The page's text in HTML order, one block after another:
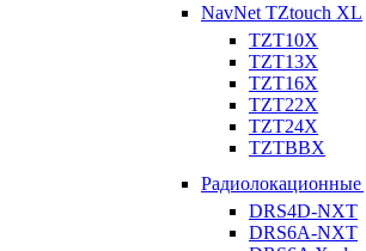
NavNet TZtouch XL
TZT10X
TZT13X
TZT16X
TZT22X
TZT24X
TZTBBX
Радиолокационные
DRS4D-NXT
DRS6A-NXT